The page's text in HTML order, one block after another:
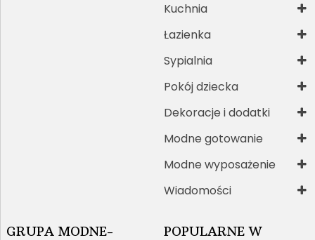
Kuchnia
Łazienka
Sypialnia
Pokój dziecka
Dekoracje i dodatki
Modne gotowanie
Modne wyposażenie
Wiadomości
GRUPA MODNE-
POPULARNE W